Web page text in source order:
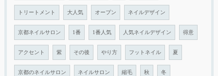
トリートメント 大人気 オープン ネイルデザイン
京都ネイルサロン 1番 1番人気 人気ネイルデザイン 得意
アクセント 紫 その後 やり方 フットネイル 夏
京都のネイルサロン ネイルサロン 縮毛 秋 冬